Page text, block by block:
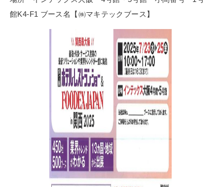
館K4-F1 ブース名【㈱マキテックブース】